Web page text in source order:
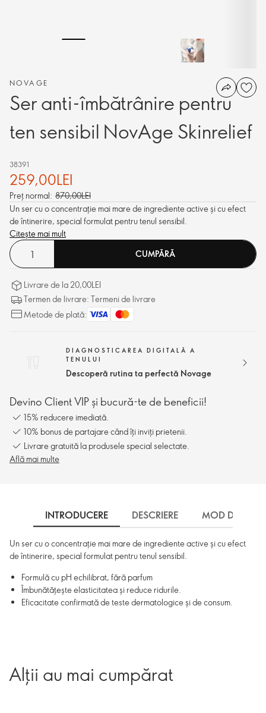
NOVAGE
Ser anti-îmbătrânire pentru
ten sensibil NovAge Skinrelief
38391
259,00LEI
Preț normal: 870,00LEI
Un ser cu o concentrație mai mare de ingrediente active și cu efect
de întinerire, special formulat pentru tenul sensibil.
Citește mai mult
CUMPĂRĂ
Livrare de la 20,00LEI
Termen de livrare: Termeni de livrare
Metode de plată:
DIAGNOSTICAREA DIGITALĂ A
TENULUI
Descoperă rutina ta perfectă Novage
Devino Client VIP și bucură-te de beneficii!
15% reducere imediată.
10% bonus de partajare când îți inviți prietenii.
Livrare gratuită la produsele special selectate.
Află mai multe
INTRODUCERE DESCRIERE MOD DE
Un ser cu o concentrație mai mare de ingrediente active și cu efect
de întinerire, special formulat pentru tenul sensibil.
Formulă cu pH echilibrat, fără parfum
Îmbunătățește elasticitatea și reduce ridurile.
Eficacitate confirmată de teste dermatologice și de consum.
Alții au mai cumpărat